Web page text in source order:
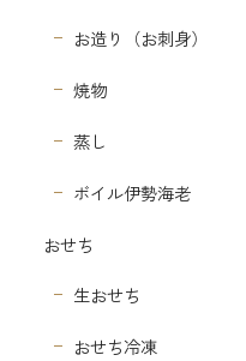
お造り（お刺身）
焼物
蒸し
ボイル伊勢海老
おせち
生おせち
おせち冷凍